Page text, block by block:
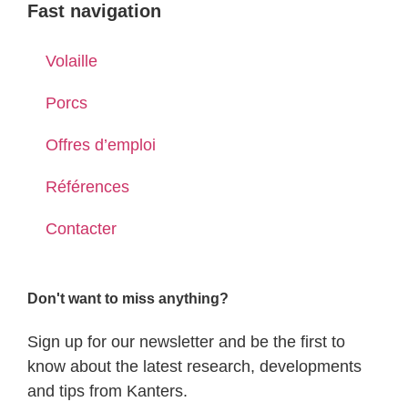
Fast navigation
Volaille
Porcs
Offres d’emploi
Références
Contacter
Don't want to miss anything?
Sign up for our newsletter and be the first to
know about the latest research, developments
and tips from Kanters.